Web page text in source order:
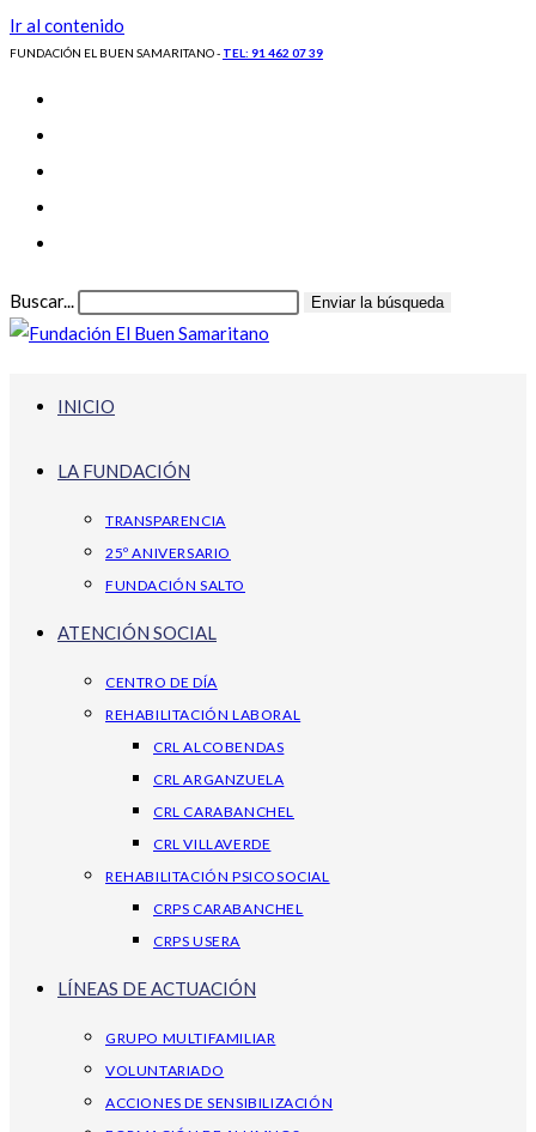
Ir al contenido
FUNDACIÓN EL BUEN SAMARITANO - TEL: 91 462 07 39
Buscar... Enviar la búsqueda
INICIO
LA FUNDACIÓN
TRANSPARENCIA
25º ANIVERSARIO
FUNDACIÓN SALTO
ATENCIÓN SOCIAL
CENTRO DE DÍA
REHABILITACIÓN LABORAL
CRL ALCOBENDAS
CRL ARGANZUELA
CRL CARABANCHEL
CRL VILLAVERDE
REHABILITACIÓN PSICOSOCIAL
CRPS CARABANCHEL
CRPS USERA
LÍNEAS DE ACTUACIÓN
GRUPO MULTIFAMILIAR
VOLUNTARIADO
ACCIONES DE SENSIBILIZACIÓN